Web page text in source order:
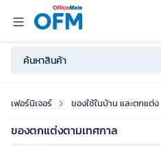
เฟอร์นิเจอร์ ของใช้ในบ้าน และตกแต่ง
ของตกแต่งตามเทศกาล